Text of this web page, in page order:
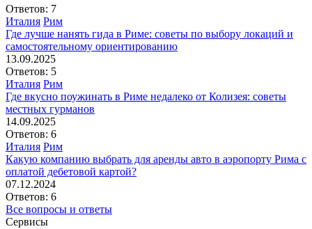
Ответов: 7
Италия Рим
Где лучше нанять гида в Риме: советы по выбору локаций и
самостоятельному ориентированию
13.09.2025
Ответов: 5
Италия Рим
Где вкусно поужинать в Риме недалеко от Колизея: советы
местных гурманов
14.09.2025
Ответов: 6
Италия Рим
Какую компанию выбрать для аренды авто в аэропорту Рима с
оплатой дебетовой картой?
07.12.2024
Ответов: 6
Все вопросы и ответы
Сервисы